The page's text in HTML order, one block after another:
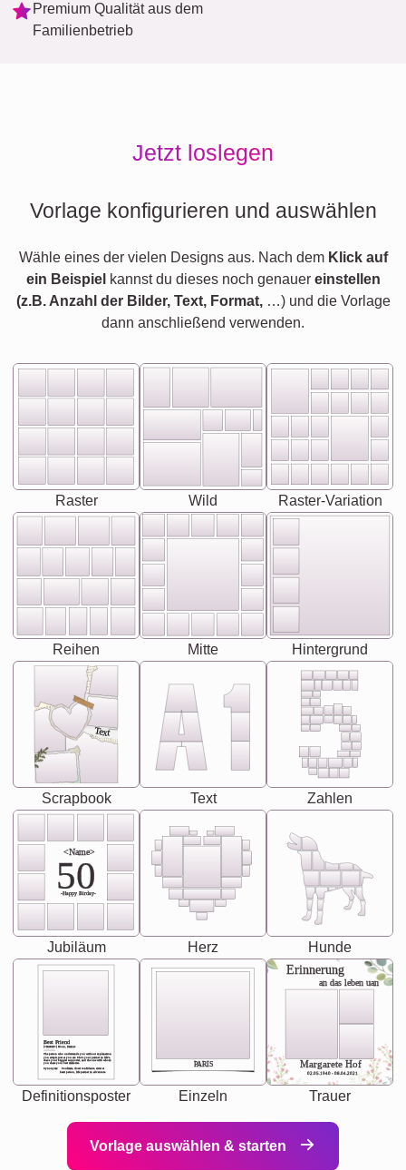
Premium Qualität aus dem
Familienbetrieb
Jetzt loslegen
Vorlage konfigurieren und auswählen
Wähle eines der vielen Designs aus. Nach dem Klick auf
ein Beispiel kannst du dieses noch genauer einstellen
(z.B. Anzahl der Bilder, Text, Format,…) und die Vorlage
dann anschließend verwenden.
Raster Wild Raster-Variation
Reihen Mitte Hintergrund
Text
Scrapbook Text Zahlen
<Name>
50
-Happy Birday-
Jubiläum Herz Hunde
Best Friend
[<NAME>] Noun, feminie
Synonyms: Soulmate, closet confidante, sister at
heart person, life partner in adventure.
The person who understands you without explanation
you accepts just as you are. She's your partner in life's,
chaos your biggest supporter, and the one with whom
you share your best memories.
Definitionsposter
PARIS
Einzeln
Erinnerung
an das leben uan
Margarete Hof
02.05.1940 - 08.04.2021
Trauer
Vorlage auswählen & starten